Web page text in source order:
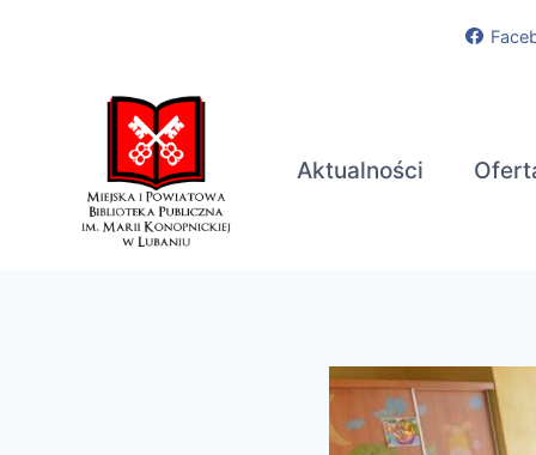
Aktualności